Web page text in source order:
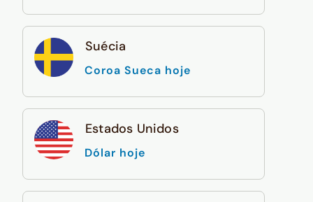
Suécia
Coroa Sueca hoje
Estados Unidos
Dólar hoje